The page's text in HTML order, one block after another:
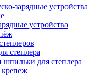
зарядные устройства
устройства
степлера
шпильки для степлера